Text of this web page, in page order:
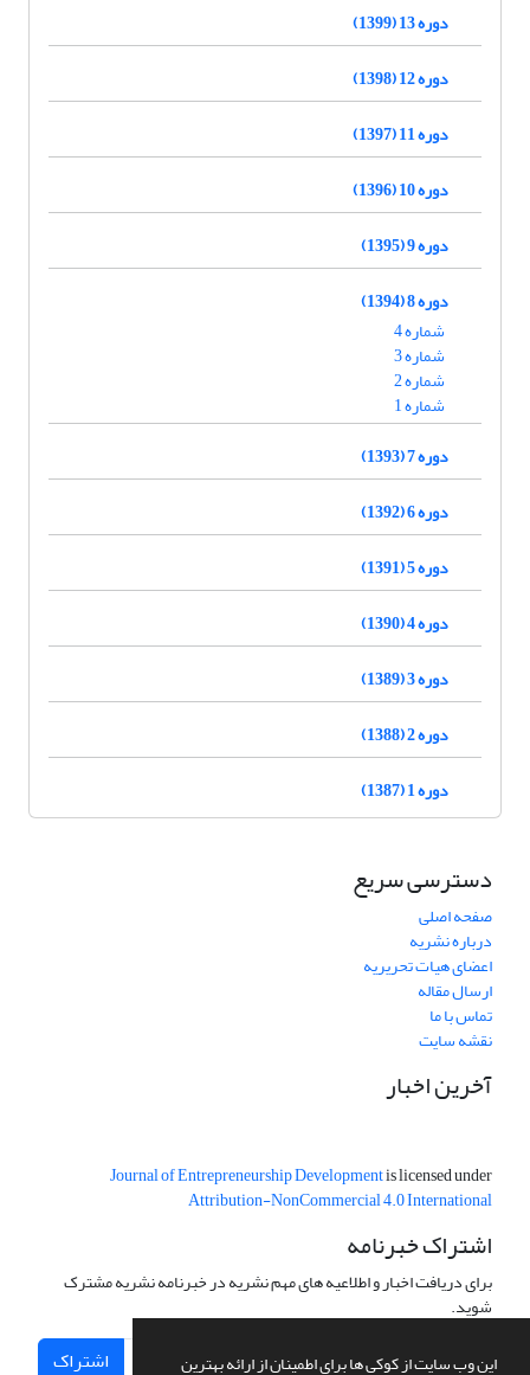
این وب سایت از کوکی ها برای اطمینان از ارائه بهترین
دوره 13 (1399)
دوره 12 (1398)
دوره 11 (1397)
دوره 10 (1396)
دوره 9 (1395)
دوره 8 (1394)
شماره 4
شماره 3
شماره 2
شماره 1
دوره 7 (1393)
دوره 6 (1392)
دوره 5 (1391)
دوره 4 (1390)
دوره 3 (1389)
دوره 2 (1388)
دوره 1 (1387)
دسترسی سریع
صفحه اصلی
درباره نشریه
اعضای هیات تحریریه
ارسال مقاله
تماس با ما
نقشه سایت
آخرین اخبار
Journal of Entrepreneurship Developmentis licensed under
Attribution-NonCommercial 4.0 International
اشتراک خبرنامه
برای دریافت اخبار و اطلاعیه های مهم نشریه در خبرنامه نشریه مشترک
شوید.
اشتراک